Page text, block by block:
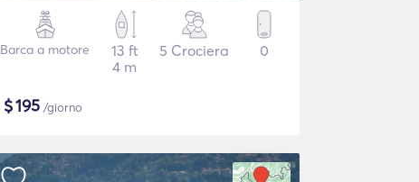
Barca a motore
13 ft
4 m
5 Crociera 0
$195 /giorno